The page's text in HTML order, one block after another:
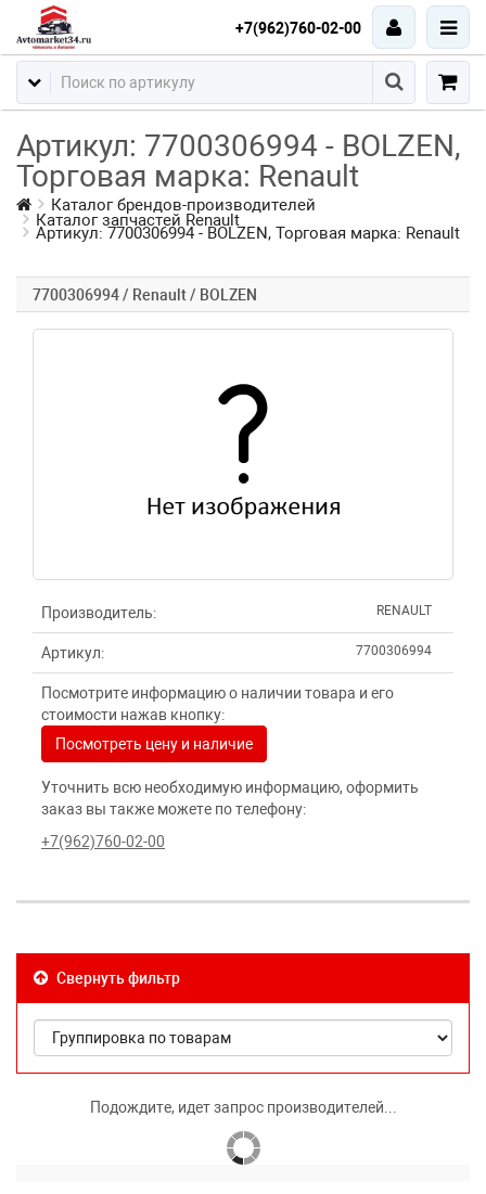
+7(962)760-02-00
Артикул: 7700306994 - BOLZEN,
Торговая марка: Renault
Каталог брендов-производителей
Каталог запчастей Renault
Артикул: 7700306994 - BOLZEN, Торговая марка: Renault
7700306994 / Renault / BOLZEN
Производитель: RENAULT
Артикул: 7700306994
Посмотрите информацию о наличии товара и его
стоимости нажав кнопку:
Посмотреть цену и наличие
Уточнить всю необходимую информацию, оформить
заказ вы также можете по телефону:
+7(962)760-02-00
Свернуть фильтр
Подождите, идет запрос производителей...